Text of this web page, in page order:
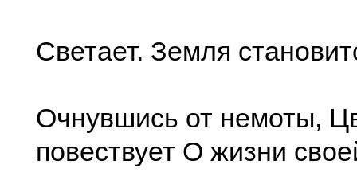
Светает. Земля
Очнувшись от немоты,
повествует О жизни